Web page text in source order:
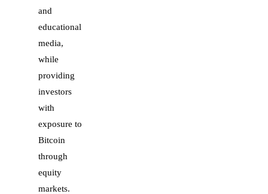
and
educational
media,
while
providing
investors
with
exposure to
Bitcoin
through
equity
markets.